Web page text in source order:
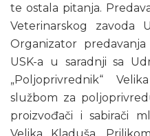
te ostala pitanja.
Veterinarskog zavoda
Organizator
USK-a u saradnji sa
„Poljoprivrednik“
službom za
proizvođači i sabirači